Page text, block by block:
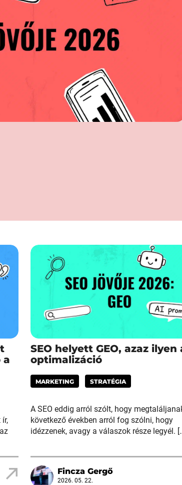
a
SEO helyett GEO, azaz ilyen
optimalizáció
MARKETING STRATÉGIA
A SEO eddig arról szólt, hogy
következő években arról fog szólni, hogy
idézzenek, avagy a válaszok része legyél.
Fincza Gergő
2026. 05. 22.